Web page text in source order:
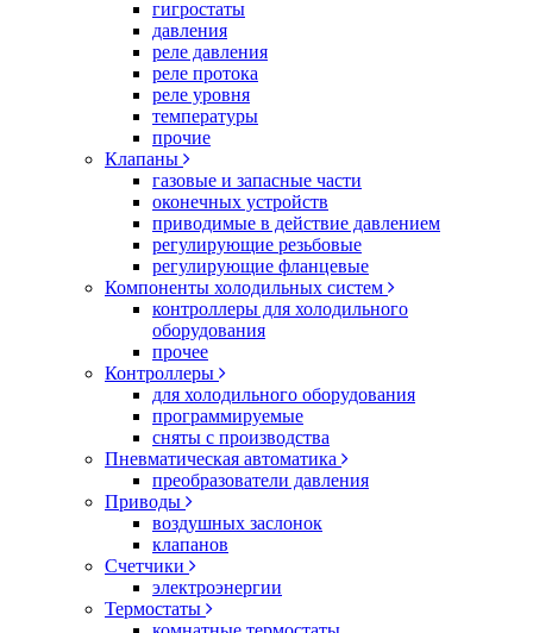
гигростаты
давления
реле давления
реле протока
реле уровня
температуры
прочие
Клапаны
газовые и запасные части
оконечных устройств
приводимые в действие давлением
регулирующие резьбовые
регулирующие фланцевые
Компоненты холодильных систем
контроллеры для холодильного
оборудования
прочее
Контроллеры
для холодильного оборудования
программируемые
сняты с производства
Пневматическая автоматика
преобразователи давления
Приводы
воздушных заслонок
клапанов
Счетчики
электроэнергии
Термостаты